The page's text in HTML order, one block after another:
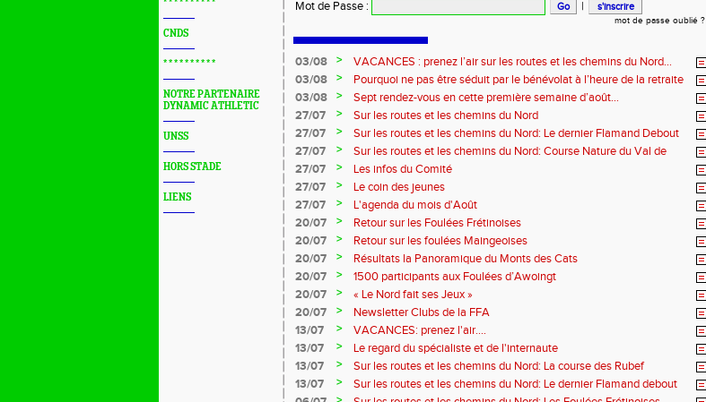
* * * * * * * * * *
CNDS
* * * * * * * * * *
NOTRE PARTENAIRE
DYNAMIC ATHLETIC
UNSS
HORS STADE
LIENS
Mot de Passe : |
mot de passe oublié ?
03/08 >
VACANCES : prenez l’air sur les routes et les chemins du Nord…
03/08
>
Pourquoi ne pas être séduit par le bénévolat à l’heure de la retraite
?...
03/08 >
Sept rendez-vous en cette première semaine d’août…
27/07
>
Sur les routes et les chemins du Nord
27/07
>
Sur les routes et les chemins du Nord: Le dernier Flamand Debout
27/07
>
Sur les routes et les chemins du Nord: Course Nature du Val de
Marque
27/07 >
Les infos du Comité
27/07
>
Le coin des jeunes
27/07
>
L'agenda du mois d'Août
20/07
>
Retour sur les Foulées Frétinoises
20/07
>
Retour sur les foulées Maingeoises
20/07
>
Résultats la Panoramique du Monts des Cats
20/07
>
1500 participants aux Foulées d’Awoingt
20/07
>
« Le Nord fait ses Jeux »
20/07
>
Newsletter Clubs de la FFA
13/07
>
VACANCES: prenez l'air....
13/07
>
Le regard du spécialiste et de l'internaute
13/07
>
Sur les routes et les chemins du Nord: La course des Rubef
13/07
>
Sur les routes et les chemins du Nord: Le dernier Flamand debout